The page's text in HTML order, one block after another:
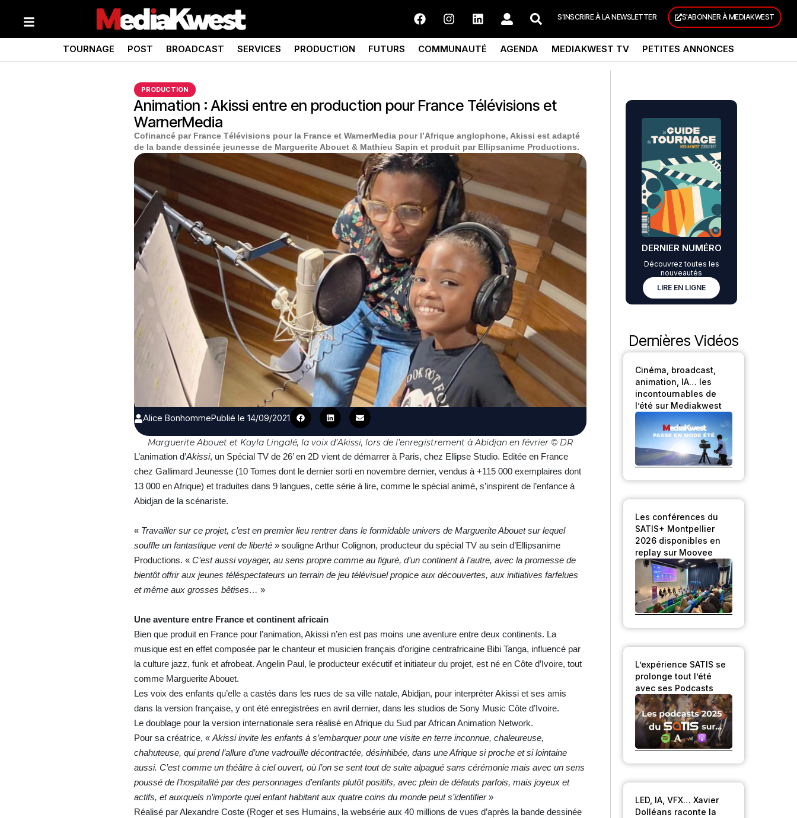
S'INSCRIRE À LA NEWSLETTER S'ABONNER À MEDIAKWEST
TOURNAGE POST BROADCAST SERVICES PRODUCTION FUTURS COMMUNAUTÉ AGENDA MEDIAKWEST TV PETITES ANNONCES
PRODUCTION
Animation : Akissi entre en production pour France Télévisions et
WarnerMedia
Cofinancé par France Télévisions pour la France et WarnerMedia pour l’Afrique anglophone, Akissi est adapté
de la bande dessinée jeunesse de Marguerite Abouet & Mathieu Sapin et produit par Ellipsanime Productions.
Alice BonhommePublié le 14/09/2021
Marguerite Abouet et Kayla Lingalé, la voix d’Akissi, lors de l’enregistrement à Abidjan en février © DR
L’animation d’Akissi, un Spécial TV de 26’ en 2D vient de démarrer à Paris, chez Ellipse Studio. Editée en France
chez Gallimard Jeunesse (10 Tomes dont le dernier sorti en novembre dernier, vendus à +115 000 exemplaires dont
13 000 en Afrique) et traduites dans 9 langues, cette série à lire, comme le spécial animé, s’inspirent de l’enfance à
Abidjan de la scénariste.
« Travailler sur ce projet, c’est en premier lieu rentrer dans le formidable univers de Marguerite Abouet sur lequel
souffle un fantastique vent de liberté » souligne Arthur Colignon, producteur du spécial TV au sein d’Ellipsanime
Productions. «C’est aussi voyager, au sens propre comme au figuré, d’un continent à l’autre, avec la promesse de
bientôt offrir aux jeunes téléspectateurs un terrain de jeu télévisuel propice aux découvertes, aux initiatives farfelues
et même aux grosses bêtises… »
Une aventure entre France et continent africain
Bien que produit en France pour l’animation, Akissi n’en est pas moins une aventure entre deux continents. La
musique est en effet composée par le chanteur et musicien français d’origine centrafricaine Bibi Tanga, influencé par
la culture jazz, funk et afrobeat. Angelin Paul, le producteur exécutif et initiateur du projet, est né en Côte d’Ivoire, tout
comme Marguerite Abouet.
Les voix des enfants qu’elle a castés dans les rues de sa ville natale, Abidjan, pour interpréter Akissi et ses amis
dans la version française, y ont été enregistrées en avril dernier, dans les studios de Sony Music Côte d’Ivoire.
Le doublage pour la version internationale sera réalisé en Afrique du Sud par African Animation Network.
Pour sa créatrice, «Akissi invite les enfants à s’embarquer pour une visite en terre inconnue, chaleureuse,
chahuteuse, qui prend l’allure d’une vadrouille décontractée, désinhibée, dans une Afrique si proche et si lointaine
aussi. C’est comme un théâtre à ciel ouvert, où l’on se sent tout de suite alpagué sans cérémonie mais avec un sens
poussé de l’hospitalité par des personnages d’enfants plutôt positifs, avec plein de défauts parfois, mais joyeux et
actifs, et auxquels n’importe quel enfant habitant aux quatre coins du monde peut s’identifier»
Réalisé par Alexandre Coste (Roger et ses Humains, la websérie aux 40 millions de vues d’après la bande dessinée
DERNIER NUMÉRO
Découvrez toutes les
nouveautés
LIRE EN LIGNE
Dernières Vidéos
Cinéma, broadcast,
animation, IA… les
incontournables de
l’été sur Mediakwest
Les conférences du
SATIS+ Montpellier
2026 disponibles en
replay sur Moovee
L’expérience SATIS se
prolonge tout l’été
avec ses Podcasts
LED, IA, VFX… Xavier
Dolléans raconte la